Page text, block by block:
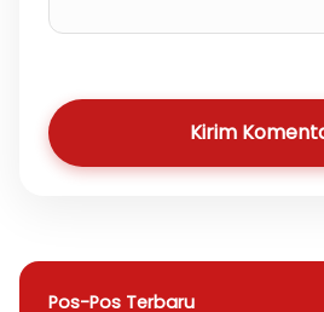
Kirim
Pos-Pos Terbaru